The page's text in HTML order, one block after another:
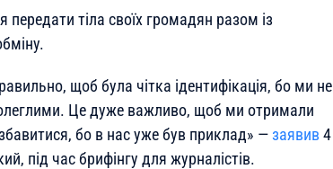
тіла своїх громадян разом із
щоб була чітка ідентифікація, бо ми не
Це дуже важливо, щоб ми отримали
бо в нас уже був приклад» —заявив 4
під час брифінгу для журналістів.